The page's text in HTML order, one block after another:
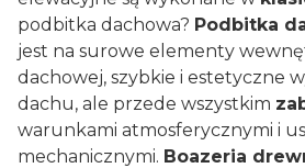
podbitka dachowa? Podbitka
jest na surowe elementy
dachowej, szybkie i estetyczne
dachu, ale przede wszystkim
warunkami atmosferycznymi i
mechanicznymi. Boazeria